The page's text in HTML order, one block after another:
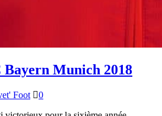
Bayern Munich 2018
Foot
0